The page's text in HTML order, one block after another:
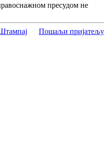
пресудом не
Пошаљи пријатељу